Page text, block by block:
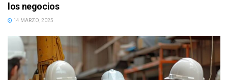
los negocios
14 MARZO, 2025